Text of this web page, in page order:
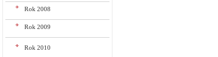
Rok 2008
Rok 2009
Rok 2010